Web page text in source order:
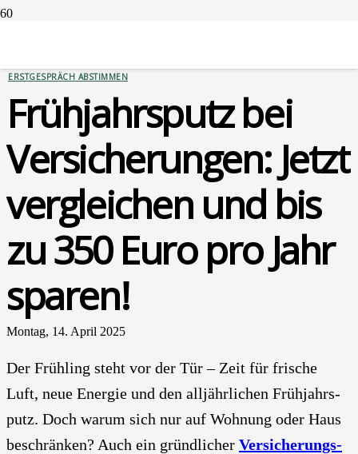
ERSTGESPRÄCH ABSTIMMEN
Früh­jahrs­putz bei
Ver­si­che­run­gen: Jetzt
ver­glei­chen und bis
zu 350 Euro pro Jahr
spa­ren!
Montag, 14. April 2025
Der Früh­ling steht vor der Tür – Zeit für fri­sche
Luft, neue Ener­gie und den all­jähr­li­chen Früh­jahrs­
putz. Doch war­um sich nur auf Woh­nung oder Haus
beschrän­ken? Auch ein gründ­li­cher Ver­si­che­rungs-